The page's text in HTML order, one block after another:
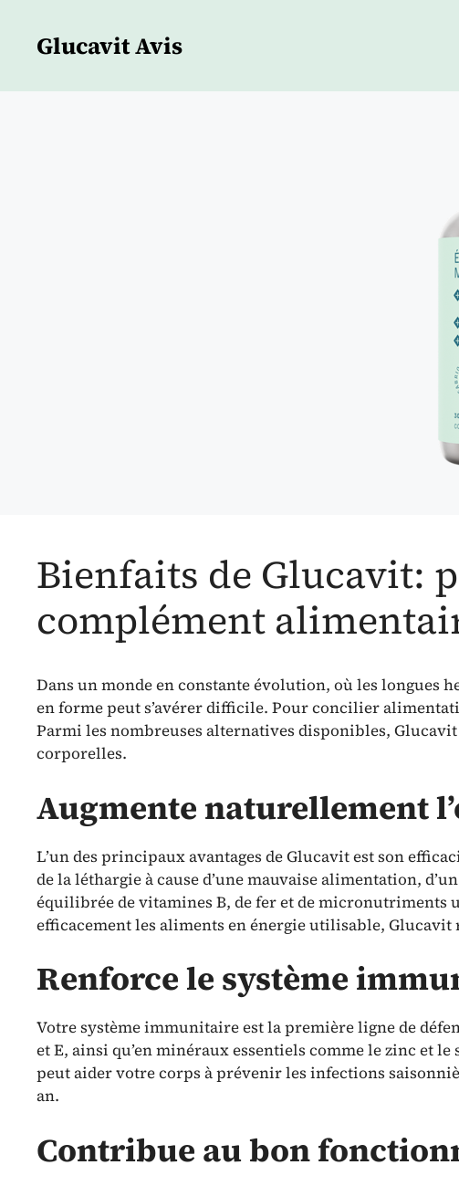
contentGlucavit Avis
Bienfaits de Glucavit:
complément
Dans un monde en constante évolution, où les longues
en forme peut s’avérer difficile. Pour concilier
Parmi les nombreuses alternatives disponibles,
corporelles.
Augmente naturellement
L’un des principaux avantages de Glucavit est son
de la léthargie à cause d’une mauvaise alimentation,
équilibrée de vitamines B, de fer et de micronutriments
efficacement les aliments en énergie utilisable,
Renforce le système
Votre système immunitaire est la première ligne de
et E, ainsi qu’en minéraux essentiels comme le zinc
peut aider votre corps à prévenir les infections
an.
Contribue au bon